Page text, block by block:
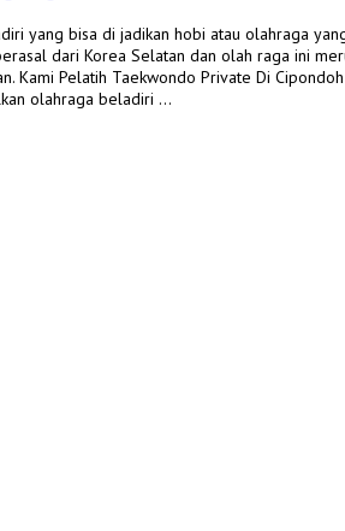
yang bisa di jadikan hobi atau olahraga
dari Korea Selatan dan olah raga ini
Kami Pelatih Taekwondo Private Di
olahraga beladiri …